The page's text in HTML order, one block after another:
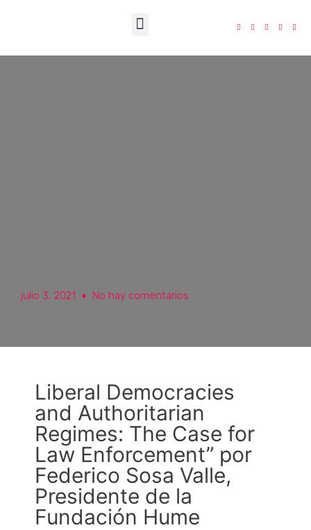
julio 3, 2021 No hay comentarios
Liberal Democracies
and Authoritarian
Regimes: The Case for
Law Enforcement” por
Federico Sosa Valle,
Presidente de la
Fundación Hume